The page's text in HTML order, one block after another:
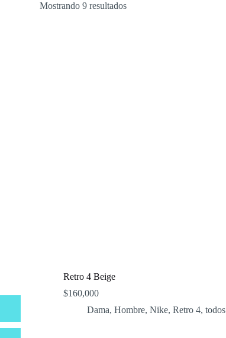
Mostrando 9 resultados
Retro 4 Beige
$160,000
Dama,Hombre,Nike,Retro 4,todos